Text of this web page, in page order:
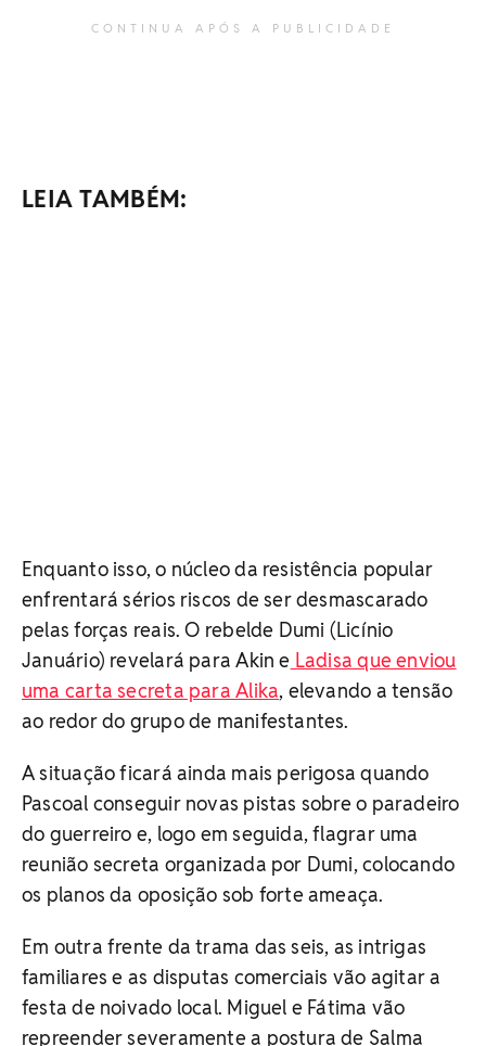
CONTINUA APÓS A PUBLICIDADE
LEIA TAMBÉM:
Enquanto isso, o núcleo da resistência popular
enfrentará sérios riscos de ser desmascarado
pelas forças reais. O rebelde Dumi (Licínio
Januário) revelará para Akin e Ladisa que enviou
uma carta secreta para Alika, elevando a tensão
ao redor do grupo de manifestantes.
A situação ficará ainda mais perigosa quando
Pascoal conseguir novas pistas sobre o paradeiro
do guerreiro e, logo em seguida, flagrar uma
reunião secreta organizada por Dumi, colocando
os planos da oposição sob forte ameaça.
Em outra frente da trama das seis, as intrigas
familiares e as disputas comerciais vão agitar a
festa de noivado local. Miguel e Fátima vão
repreender severamente a postura de Salma